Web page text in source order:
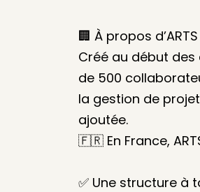
🏢 À propos d’ARTS
Créé au début des
de 500
la gestion de
ajoutée.
🇫🇷 En France,
✅ Une structure à